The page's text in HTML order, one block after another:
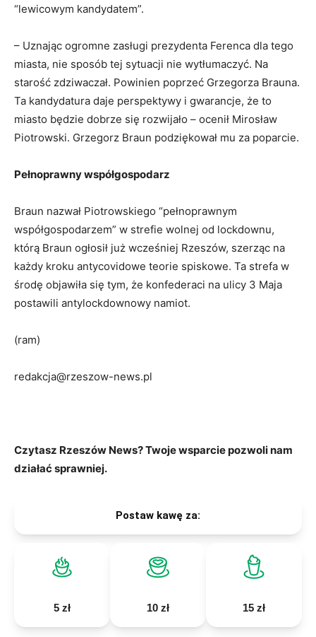
“lewicowym kandydatem”.
– Uznając ogromne zasługi prezydenta Ferenca dla tego
miasta, nie sposób tej sytuacji nie wytłumaczyć. Na
starość zdziwaczał. Powinien poprzeć Grzegorza Brauna.
Ta kandydatura daje perspektywy i gwarancje, że to
miasto będzie dobrze się rozwijało – ocenił Mirosław
Piotrowski. Grzegorz Braun podziękował mu za poparcie.
Pełnoprawny współgospodarz
Braun nazwał Piotrowskiego “pełnoprawnym
współgospodarzem” w strefie wolnej od lockdownu,
którą Braun ogłosił już wcześniej Rzeszów, szerząc na
każdy kroku antycovidowe teorie spiskowe. Ta strefa w
środę objawiła się tym, że konfederaci na ulicy 3 Maja
postawili antylockdownowy namiot.
(ram)
redakcja@rzeszow-news.pl
Czytasz Rzeszów News? Twoje wsparcie pozwoli nam
działać sprawniej.
Postaw kawę za:
5 zł 10 zł 15 zł